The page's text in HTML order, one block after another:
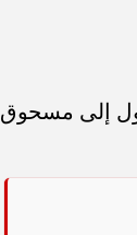
إلى مسحوق